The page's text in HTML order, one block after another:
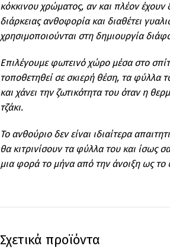
κόκκινου χρώματος, αν και πλέον
διάρκειας ανθοφορία και διαθέτει
χρησιμοποιούνται στη δημιουργία
Επιλέγουμε φωτεινό χώρο μέσα στο
τοποθετηθεί σε σκιερή θέση, τα φύλλα
και χάνει την ζωτικότητα του όταν η
τζάκι.
Το ανθούριο δεν είναι ιδιαίτερα
θα κιτρινίσουν τα φύλλα του και ίσως
μια φορά το μήνα από την άνοιξη ως
Σχετικά προϊόντα